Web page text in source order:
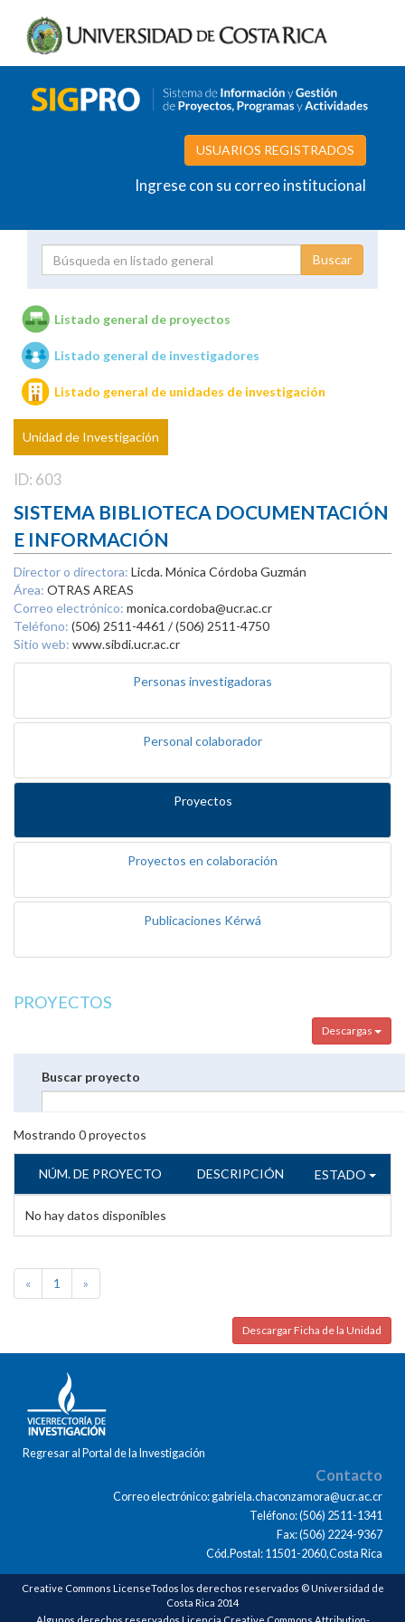
USUARIOS REGISTRADOS
Ingrese con su correo institucional
Unidades de investigación
Listado general de proyectos
Listado general de investigadores
Listado general de unidades de investigación
Unidad de Investigación
ID: 603
SISTEMA BIBLIOTECA DOCUMENTACIÓN
E INFORMACIÓN
Director o directora: Licda. Mónica Córdoba Guzmán
Área: OTRAS AREAS
Correo electrónico: monica.cordoba@ucr.ac.cr
Teléfono: (506) 2511-4461 / (506) 2511-4750
Sitio web: www.sibdi.ucr.ac.cr
Personas investigadoras
Personal colaborador
Proyectos
Proyectos en colaboración
Publicaciones Kérwá
PROYECTOS
Descargas
Buscar proyecto
Mostrando 0proyectos
NÚM. DE PROYECTO DESCRIPCIÓN ESTADO
No hay datos disponibles
« 1 »
Descargar Ficha de la Unidad
Regresar al Portal de la Investigación
Contacto
Correo electrónico: gabriela.chaconzamora@ucr.ac.cr
Teléfono: (506) 2511-1341
Fax: (506) 2224-9367
Cód.Postal: 11501-2060,Costa Rica
Creative Commons LicenseTodos los derechos reservados © Universidad de
Costa Rica 2014